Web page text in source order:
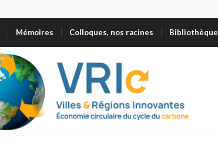
Mémoires Colloques, nos racines Bibliothèque